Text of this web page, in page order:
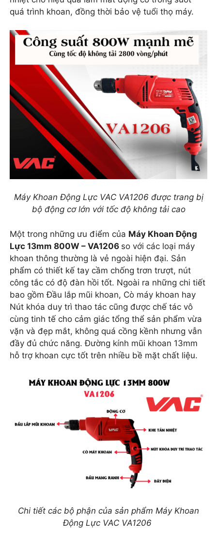
quá trình khoan, đồng thời bảo vệ tuổi thọ máy.
Máy Khoan Động Lực VAC VA1206 được trang bị
bộ động cơ lớn với tốc độ không tải cao
Một trong những ưu điểm của Máy Khoan Động
Lực 13mm 800W – VA1206 so với các loại máy
khoan thông thường là vẻ ngoài hiện đại. Sản
phẩm có thiết kế tay cầm chống trơn trượt, nút
công tắc có độ đàn hồi tốt. Ngoài ra những chi tiết
bao gồm Đầu lắp mũi khoan, Cò máy khoan hay
Nút khóa duy trì thao tác cũng được chế tác vô
cùng tinh tế cho cảm giác tổng thể sản phẩm vừa
vặn và đẹp mắt, không quá cồng kềnh nhưng vẫn
đầy đủ chức năng. Đường kính mũi khoan 13mm
hỗ trợ khoan cực tốt trên nhiều bề mặt chất liệu.
Chi tiết các bộ phận của sản phẩm Máy Khoan
Động Lực VAC VA1206